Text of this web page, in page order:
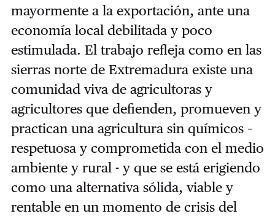
mayormente a la exportación, ante una
economía local debilitada y poco
estimulada. El trabajo refleja como en las
sierras norte de Extremadura existe una
comunidad viva de agricultoras y
agricultores que defienden, promueven y
practican una agricultura sin químicos –
respetuosa y comprometida con el medio
ambiente y rural - y que se está erigiendo
como una alternativa sólida, viable y
rentable en un momento de crisis del